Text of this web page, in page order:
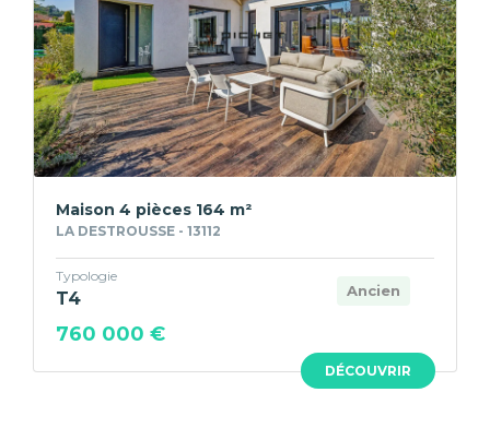
DÉCOUVRIR
Maison 4 pièces 164 m²
LA DESTROUSSE - 13112
Ancien
Typologie
T4
760 000 €